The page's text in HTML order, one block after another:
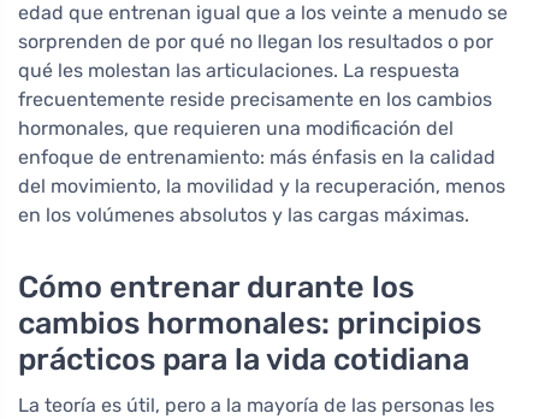
edad que entrenan igual que a los veinte a menudo se
sorprenden de por qué no llegan los resultados o por
qué les molestan las articulaciones. La respuesta
frecuentemente reside precisamente en los cambios
hormonales, que requieren una modificación del
enfoque de entrenamiento: más énfasis en la calidad
del movimiento, la movilidad y la recuperación, menos
en los volúmenes absolutos y las cargas máximas.
Cómo entrenar durante los
cambios hormonales: principios
prácticos para la vida cotidiana
La teoría es útil, pero a la mayoría de las personas les